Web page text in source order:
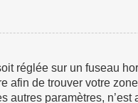
réglée sur un fuseau
afin de trouver votre
autres paramètres,